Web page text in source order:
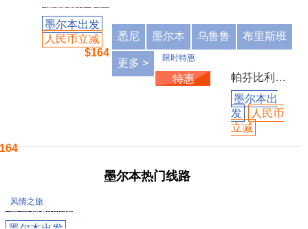
特惠
河谷酒庄 - 1
日游（墨尔本
出发）
墨尔本出发
人民币立减
$164
悉尼 墨尔本 乌鲁鲁 布里斯班
更多 > 限时特惠
特惠
帕芬比利蒸汽小火车 - 亚拉河谷酒庄 - 1日游（墨尔本出发）
墨尔本出
发
人民币
立减
墨尔本热门线路
风情之旅
当地上车
白袋鼠 - 菲利
浦岛观神仙企
鹅 - 1日游